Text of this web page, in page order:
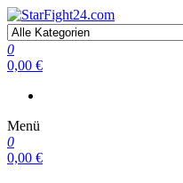
StarFight24.com
Kampfsportartikel
0
0,00 €
Menü
0
0,00 €